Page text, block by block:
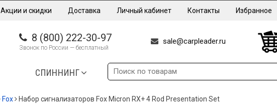
Акции и скидки Доставка Личный кабинет Контакты Избранное
8 (800) 222-30-97
Звонок по России — бесплатный
sale@carpleader.ru
СПИННИНГ
Fox Набор сигнализаторов Fox Micron RX+ 4 Rod Presentation Set